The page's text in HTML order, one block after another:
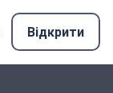
Відкрити